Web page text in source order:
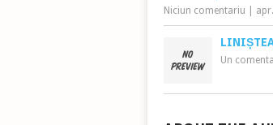
Niciun comentariu
Un